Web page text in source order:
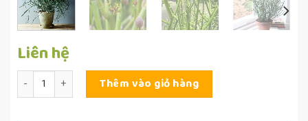
Liên hệ
Số lượng Thêm vào giỏ hàng